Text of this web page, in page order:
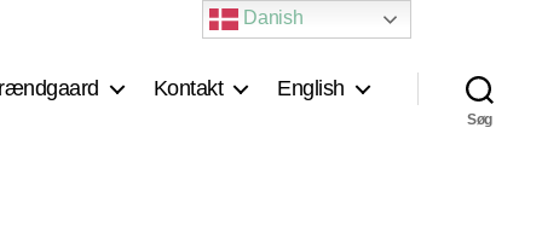
Kontakt English
Søg
Danish